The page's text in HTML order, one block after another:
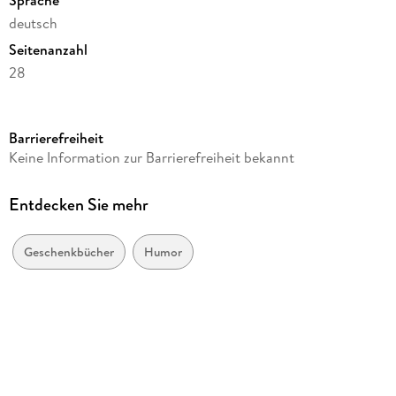
deutsch
Seitenanzahl
28
Autor/Autorin
Verlag/Hersteller
Produktart
Kalender
Barrierefreiheit
Keine Information zur Barrierefreiheit bekannt
Entdecken Sie mehr
Geschenkbücher Humor